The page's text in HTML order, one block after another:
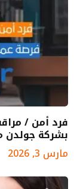
فرد أمن /
بشركة جولدن
مارس 3, 2026